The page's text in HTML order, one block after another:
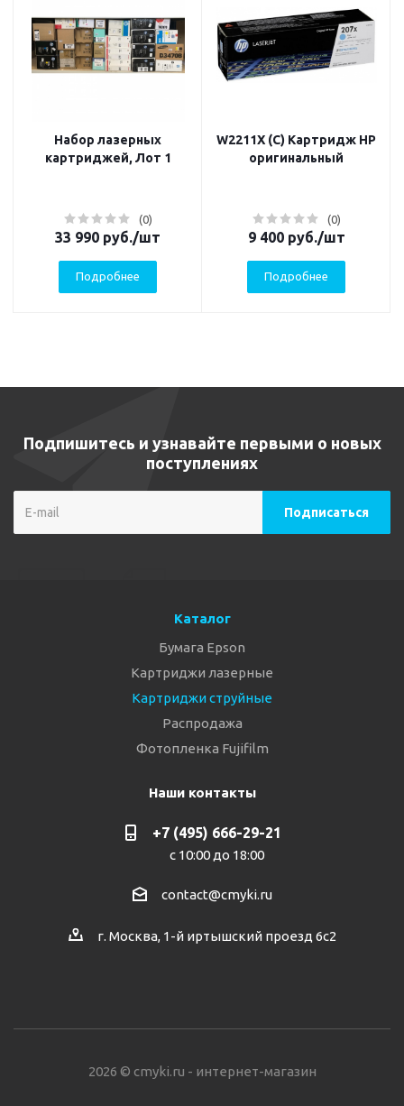
Набор лазерных
картриджей, Лот 1
(0)
33 990 руб./шт
Подробнее
W2211X (C) Картридж HP
оригинальный
(0)
9 400руб./шт
Подробнее
Подпишитесь и узнавайте первыми о новых
поступлениях
Каталог
Бумага Epson
Картриджи лазерные
Картриджи струйные
Распродажа
Фотопленка Fujifilm
Наши контакты
+7 (495) 666-29-21
с 10:00 до 18:00
contact@cmyki.ru
г. Москва, 1-й иртышский проезд 6с2
2026 © cmyki.ru - интернет-магазин